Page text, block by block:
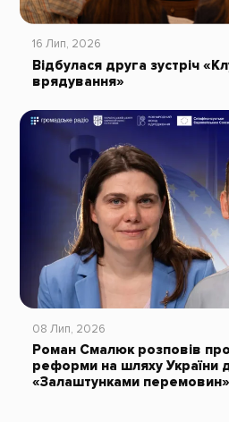
16 Лип, 2026
Відбулася друга зустріч
врядування»
08 Лип, 2026
Роман Смалюк розповів
реформи на шляху України
«Залаштунками перемовин»